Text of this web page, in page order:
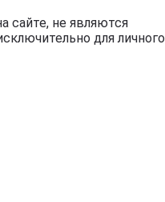
сайте, не являются
для личного